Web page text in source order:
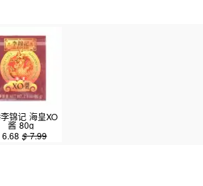
锦记 海皇XO
酱 80g
6.68 $7.99